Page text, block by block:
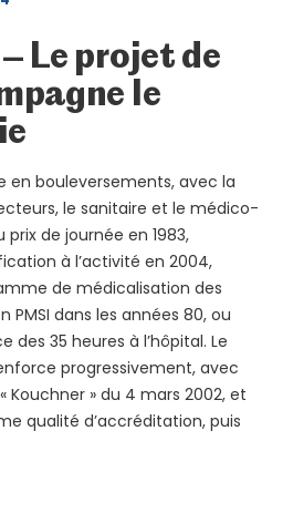
passe oublié ?
Le projet de
le
en bouleversements, avec la
le sanitaire et le médico-
prix de journée en 1983,
à l’activité en 2004,
de médicalisation des
PMSI dans les années 80, ou
des 35 heures à l’hôpital. Le
progressivement, avec
» du 4 mars 2002, et
qualité d’accréditation, puis